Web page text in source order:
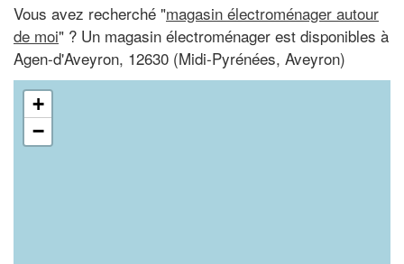
Vous avez recherché "magasin électroménager autour
de moi" ? Un magasin électroménager est disponibles à
Agen-d'Aveyron, 12630 (Midi-Pyrénées, Aveyron)
+
−